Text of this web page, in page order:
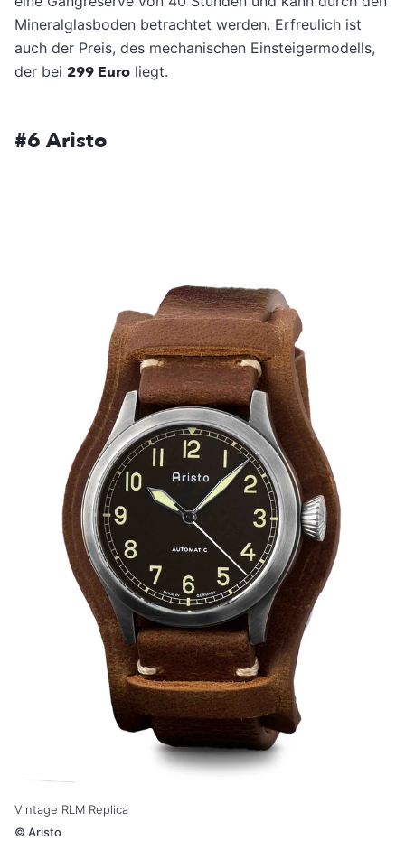
Mineralglasboden betrachtet werden. Erfreulich ist
auch der Preis, des mechanischen Einsteigermodells,
der bei 299 Euro liegt.
#6 Aristo
Vintage RLM Replica
© Aristo